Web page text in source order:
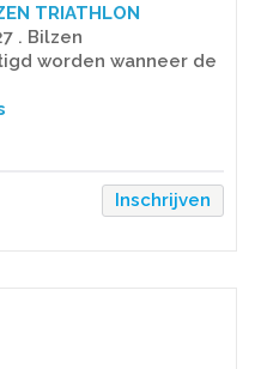
TRIATHLON
. Bilzen
worden wanneer de
Inschrijven